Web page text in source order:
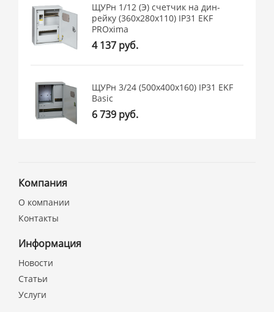
ЩУРн 1/12 (Э) счетчик на дин-
рейку (360х280х110) IP31 EKF
PROxima
4 137 руб.
ЩУРн 3/24 (500х400х160) IP31 EKF
Basic
6 739 руб.
Компания
О компании
Контакты
Информация
Новости
Статьи
Услуги